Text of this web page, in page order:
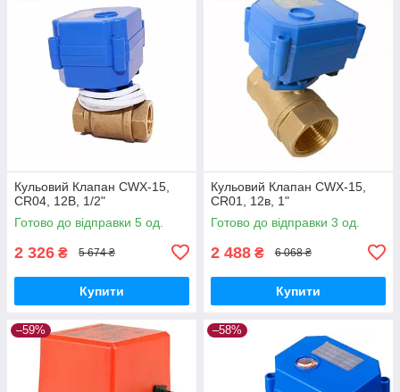
Кульовий Клапан CWX-15,
CR04, 12В, 1/2"
Готово до відправки 5 од.
2 326 ₴ 5 674 ₴
Купити
Кульовий Клапан CWX-15,
CR01, 12в, 1"
Готово до відправки 3 од.
2 488 ₴ 6 068 ₴
Купити
–59% –58%